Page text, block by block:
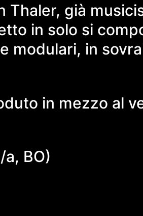
Thaler, già
in solo si
modulari, in
in mezzo al
BO)